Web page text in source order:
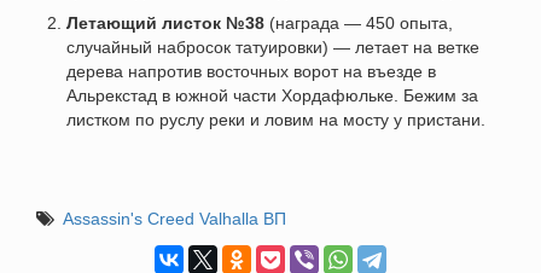
Летающий листок №38 (награда — 450 опыта,
случайный набросок татуировки) — летает на ветке
дерева напротив восточных ворот на въезде в
Альрекстад в южной части Хордафюльке. Бежим за
листком по руслу реки и ловим на мосту у пристани.
Assassin's Creed Valhalla ВП